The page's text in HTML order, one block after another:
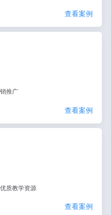
查看案例
推广
查看案例
质教学资源
查看案例